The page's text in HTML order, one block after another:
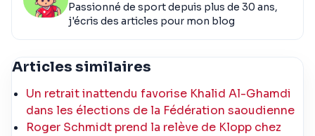
Passionné de sport depuis plus de 30 ans,
j'écris des articles pour mon blog
Articles similaires
Un retrait inattendu favorise Khalid Al-Ghamdi
dans les élections de la Fédération saoudienne
Roger Schmidt prend la relève de Klopp chez